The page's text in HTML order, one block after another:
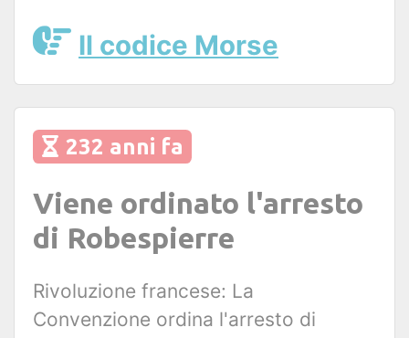
Il codice Morse
232 anni fa
Viene ordinato l'arresto
di Robespierre
Rivoluzione francese: La
Convenzione ordina l'arresto di